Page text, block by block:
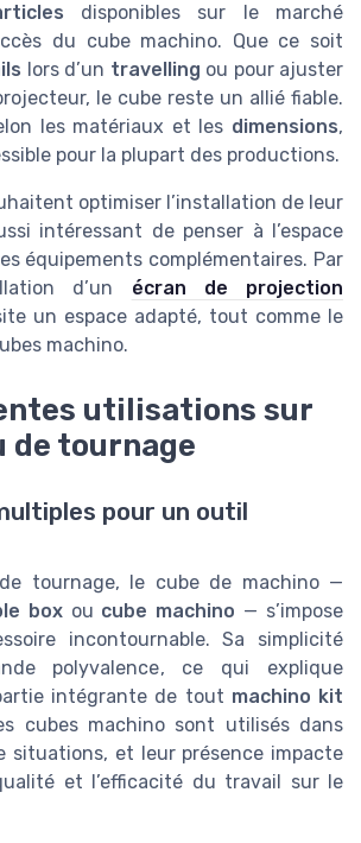
disponibles sur le marché
du cube machino. Que ce soit
lors d’un travelling ou pour ajuster
le cube reste un allié fiable.
les matériaux et les dimensions,
pour la plupart des productions.
optimiser l’installation de leur
intéressant de penser à l’espace
équipements complémentaires. Par
d’un écran de projection
un espace adapté, tout comme le
machino.
utilisations sur
de tournage
pour un outil
tournage, le cube de machino —
boxou cube machino — s’impose
incontournable. Sa simplicité
polyvalence, ce qui explique
intégrante de tout machino kit
cubes machino sont utilisés dans
situations, et leur présence impacte
et l’efficacité du travail sur le